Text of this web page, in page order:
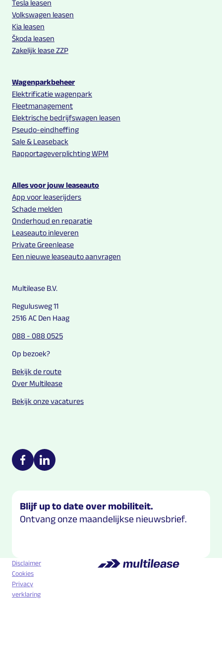
Tesla leasen
Volkswagen leasen
Kia leasen
Škoda leasen
Zakelijk lease ZZP
Wagenparkbeheer
Elektrificatie wagenpark
Fleetmanagement
Elektrische bedrijfswagen leasen
Pseudo-eindheffing
Sale & Leaseback
Rapportageverplichting WPM
Alles voor jouw leaseauto
App voor leaserijders
Schade melden
Onderhoud en reparatie
Leaseauto inleveren
Private Greenlease
Een nieuwe leaseauto aanvragen
Multilease B.V.
Regulusweg 11
2516 AC Den Haag
088 - 088 0525
Op bezoek?
Bekijk de route
Over Multilease
Bekijk onze vacatures
Multilease on social media
https://nl-nl.facebook.com/Multilease/
https://www.linkedin.com/company/multilease
Blijf up to date over mobiliteit.
Ontvang onze maandelijkse nieuwsbrief.
Disclaimer
Cookies
Privacy
verklaring